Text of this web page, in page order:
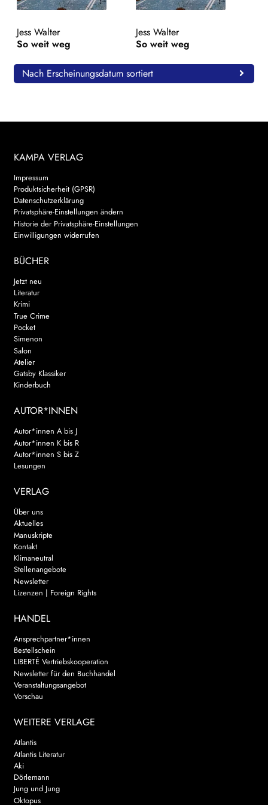
Search:
Jess Walter
So weit weg
Jess Walter
So weit weg
Nach Erscheinungsdatum sortiert
KAMPA VERLAG
Impressum
Produktsicherheit (GPSR)
Datenschutzerklärung
Privatsphäre-Einstellungen ändern
Historie der Privatsphäre-Einstellungen
Einwilligungen widerrufen
BÜCHER
Jetzt neu
Literatur
Krimi
True Crime
Pocket
Simenon
Salon
Atelier
Gatsby Klassiker
Kinderbuch
AUTOR*INNEN
Autor*innen A bis J
Autor*innen K bis R
Autor*innen S bis Z
Lesungen
VERLAG
Über uns
Aktuelles
Manuskripte
Kontakt
Klimaneutral
Stellenangebote
Newsletter
Lizenzen | Foreign Rights
HANDEL
Ansprechpartner*innen
Bestellschein
LIBERTÉ Vertriebskooperation
Newsletter für den Buchhandel
Veranstaltungsangebot
Vorschau
WEITERE VERLAGE
Atlantis
Atlantis Literatur
Aki
Dörlemann
Jung und Jung
Oktopus